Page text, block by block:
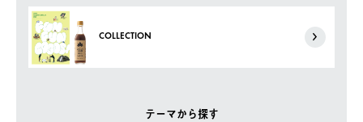
COLLECTION
テーマから探す